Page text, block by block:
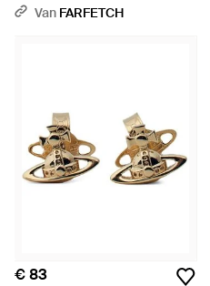
Verfraaiing - Wit
Van FARFETCH
€ 83